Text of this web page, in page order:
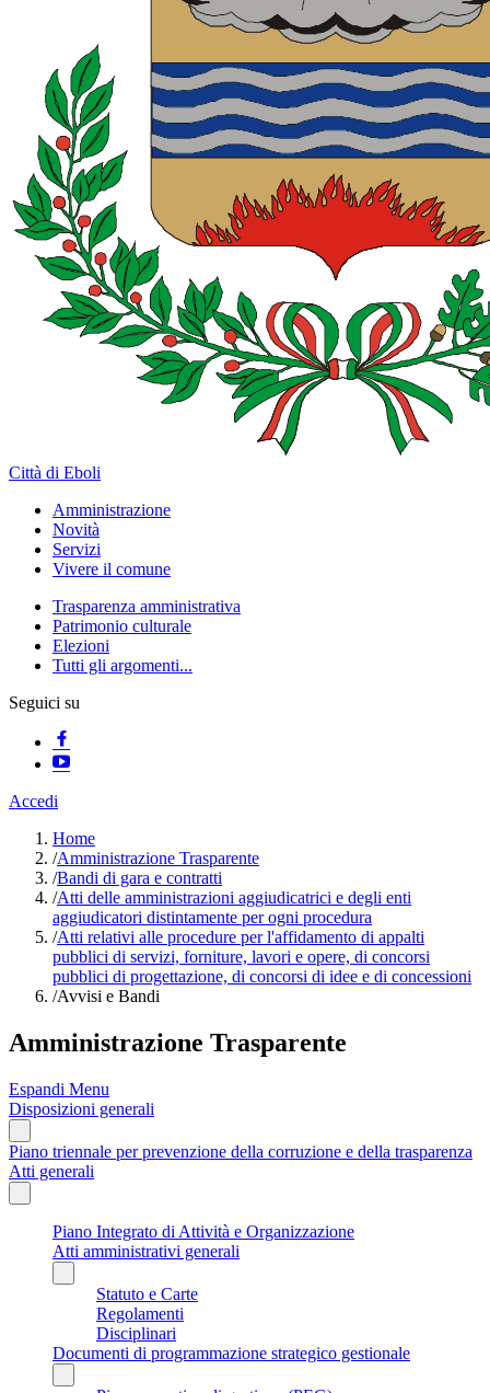
Città di Eboli
Amministrazione
Novità
Servizi
Vivere il comune
Trasparenza amministrativa
Patrimonio culturale
Elezioni
Tutti gli argomenti...
Seguici su
Accedi
Home
/Amministrazione Trasparente
/Bandi di gara e contratti
/Atti delle amministrazioni aggiudicatrici e degli enti
aggiudicatori distintamente per ogni procedura
/Atti relativi alle procedure per l'affidamento di appalti
pubblici di servizi, forniture, lavori e opere, di concorsi
pubblici di progettazione, di concorsi di idee e di concessioni
/Avvisi e Bandi
Amministrazione Trasparente
Espandi Menu
Disposizioni generali
Piano triennale per prevenzione della corruzione e della trasparenza
Atti generali
Piano Integrato di Attività e Organizzazione
Atti amministrativi generali
Statuto e Carte
Regolamenti
Disciplinari
Documenti di programmazione strategico gestionale